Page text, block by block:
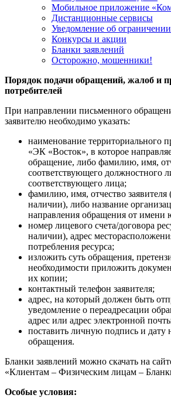
Мобильное приложение
Дистанционные сервисы
Уведомление об
Конкурсы и акции
Бланки заявлений
Осторожно, мошенники!
Порядок подачи обращений, жалоб и
потребителей
При направлении письменного
заявителю необходимо указать:
наименование территориального
«ЭК «Восток», в которое
обращение, либо фамилию, имя,
соответствующего должностного
соответствующего лица;
фамилию, имя, отчество заявителя
наличии), либо название
направления обращения от имени
номер лицевого счета/договора
наличии), адрес
потребления ресурса;
изложить суть обращения,
необходимости приложить
их копии;
контактный телефон заявителя;
адрес, на который должен быть
уведомление о переадресации
адрес или адрес электронной
поставить личную подпись и дату
обращения.
Бланки заявлений можно скачать на
«Клиентам – Физическим лицам –
Особые условия: